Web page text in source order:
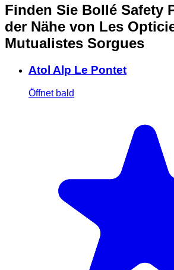
Finden Sie Bollé Safety
der Nähe von Les
Mutualistes Sorgues
Atol Alp Le Pontet
Öffnet bald